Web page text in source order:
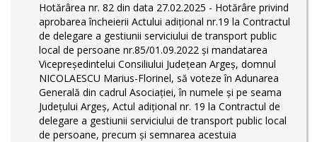
Hotărârea nr. 82 din data 27.02.2025 - Hotărâre privind
aprobarea încheierii Actului adițional nr.19 la Contractul
de delegare a gestiunii serviciului de transport public
local de persoane nr.85/01.09.2022 și mandatarea
Vicepreședintelui Consiliului Județean Argeș, domnul
NICOLAESCU Marius-Florinel, să voteze în Adunarea
Generală din cadrul Asociației, în numele și pe seama
Județului Argeș, Actul adițional nr. 19 la Contractul de
delegare a gestiunii serviciului de transport public local
de persoane, precum și semnarea acestuia